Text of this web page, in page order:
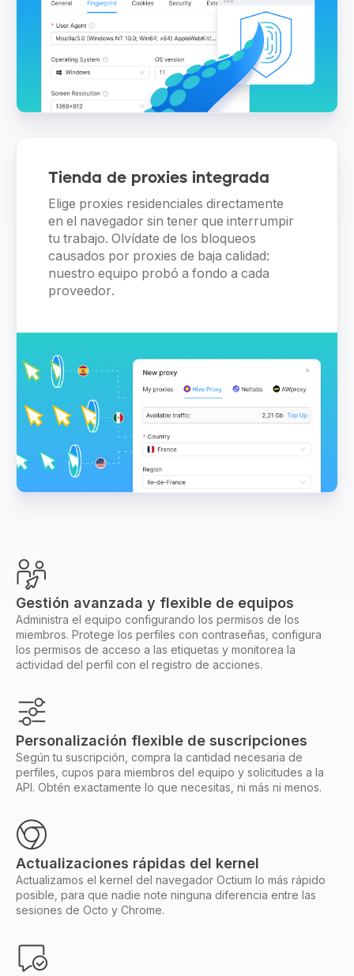
Tienda de proxies integrada
Elige proxies residenciales directamente
en el navegador sin tener que interrumpir
tu trabajo. Olvídate de los bloqueos
causados por proxies de baja calidad:
nuestro equipo probó a fondo a cada
proveedor.
Gestión avanzada y flexible de equipos
Administra el equipo configurando los permisos de los
miembros. Protege los perfiles con contraseñas, configura
los permisos de acceso a las etiquetas y monitorea la
actividad del perfil con el registro de acciones.
Personalización flexible de suscripciones
Según tu suscripción, compra la cantidad necesaria de
perfiles, cupos para miembros del equipo y solicitudes a la
API. Obtén exactamente lo que necesitas, ni más ni menos.
Actualizaciones rápidas del kernel
Actualizamos el kernel del navegador Octium lo más rápido
posible, para que nadie note ninguna diferencia entre las
sesiones de Octo y Chrome.